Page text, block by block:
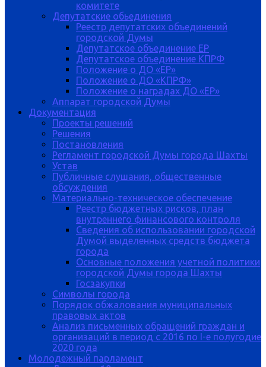
комитете
Депутатские обьединения
Реестр депутатских объединений
городской Думы
Депутатское объединение ЕР
Депутатское объединение КПРФ
Положение о ДО «ЕР»
Положение о ДО «КПРФ»
Положение о наградах ДО «ЕР»
Аппарат городской Думы
Документация
Проекты решений
Решения
Постановления
Регламент городской Думы города Шахты
Устав
Публичные слушания, общественные
обсуждения
Материально-техническое обеспечение
Реестр бюджетных рисков, план
внутреннего финансового контроля
Сведения об использовании городской
Думой выделенных средств бюджета
города
Основные положения учетной политики
городской Думы города Шахты
Госзакупки
Символы города
Порядок обжалования муниципальных
правовых актов
Анализ письменных обращений граждан и
организаций в период с 2016 по I-е полугодие
2020 года
Молодежный парламент